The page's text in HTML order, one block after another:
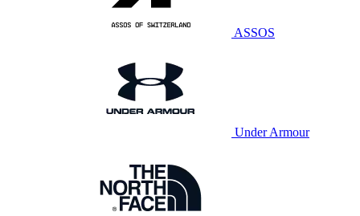
ASSOS
Under Armour